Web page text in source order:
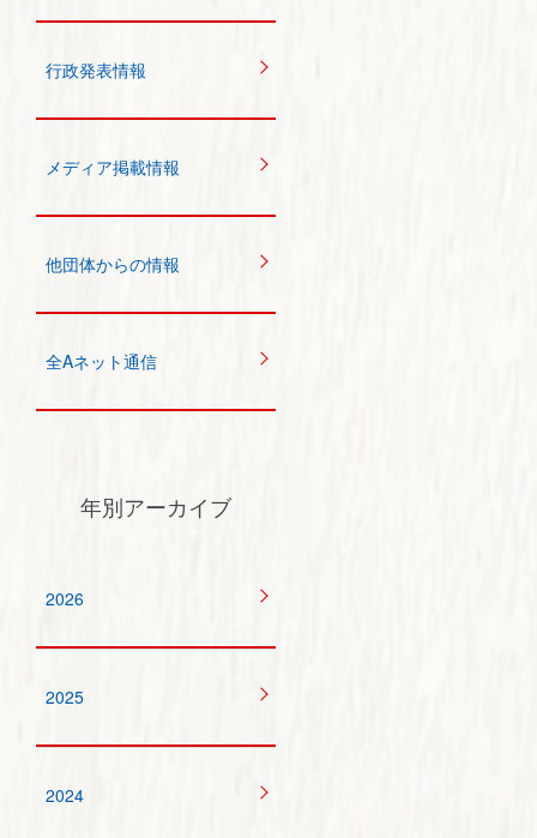
行政発表情報
メディア掲載情報
他団体からの情報
全Aネット通信
年別アーカイブ
2026
2025
2024